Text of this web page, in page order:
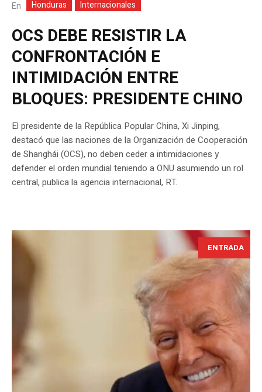
En
Honduras Internacionales
OCS DEBE RESISTIR LA
CONFRONTACIÓN E
INTIMIDACIÓN ENTRE
BLOQUES: PRESIDENTE CHINO
El presidente de la República Popular China, Xi Jinping,
destacó que las naciones de la Organización de Cooperación
de Shanghái (OCS), no deben ceder a intimidaciones y
defender el orden mundial teniendo a ONU asumiendo un rol
central, publica la agencia internacional, RT.
ENTRADA